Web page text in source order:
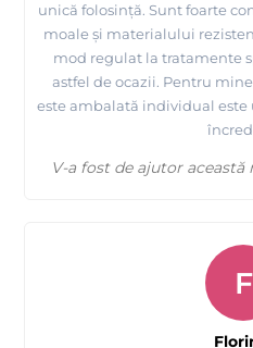
unică folosință. Sunt foarte
moale și materialului
mod regulat la tratamente
astfel de ocazii. Pentru
este ambalată individual este
V-a fost de ajutor această
F